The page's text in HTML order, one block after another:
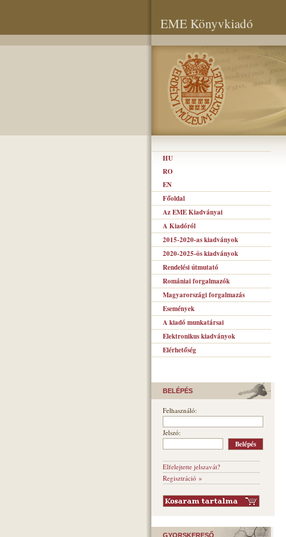
EME Könyvkiadó
HU
RO
EN
Főoldal
Az EME Kiadványai
A Kiadóról
2015-2020-as kiadványok
2020-2025-ös kiadványok
Rendelési útmutató
Romániai forgalmazók
Magyarországi forgalmazás
Események
A kiadó munkatársai
Elektronikus kiadványok
Elérhetőség
BELÉPÉS
Felhasználó:
Jelszó:
Elfelejtette jelszavát?
Regisztráció »
GYORSKERESŐ